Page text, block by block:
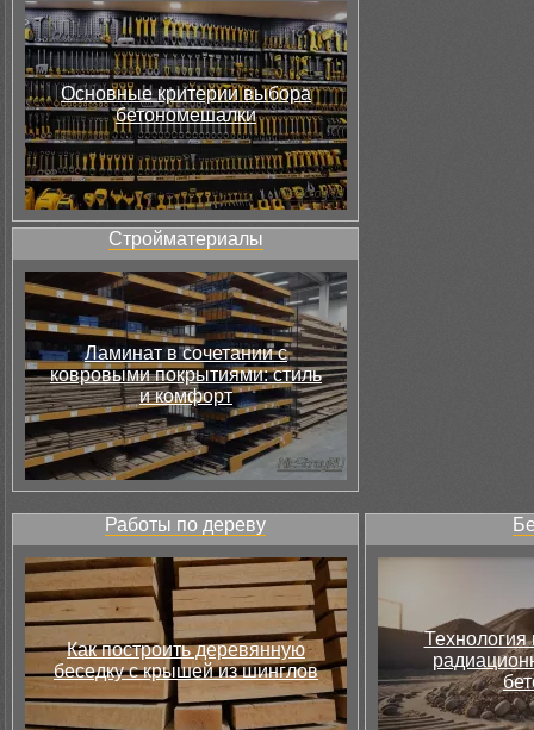
Основные критерии выбора
бетономешалки
Стройматериалы
Ламинат в сочетании с
ковровыми покрытиями: стиль
и комфорт
Работы по дереву
Как построить деревянную
беседку с крышей из шинглов
Технология